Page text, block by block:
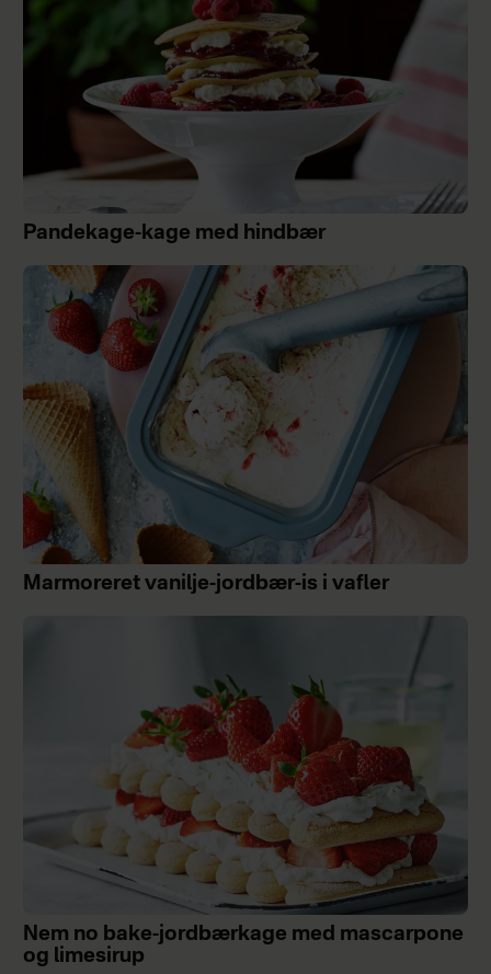
Pandekage-kage med hindbær
Marmoreret vanilje-jordbær-is i vafler
Nem no bake-jordbærkage med mascarpone
og limesirup